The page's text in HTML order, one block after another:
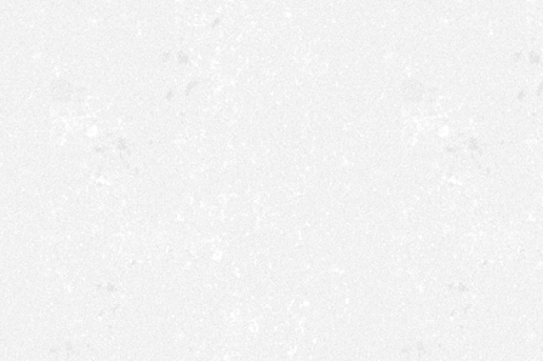
unser Major die
vorzuziehen, falls es
auch das 40 jährige
auch die vier